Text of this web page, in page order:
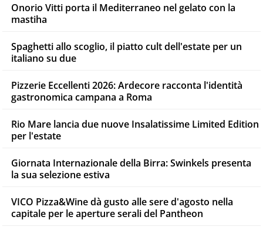
Onorio Vitti porta il Mediterraneo nel gelato con la
mastiha
Spaghetti allo scoglio, il piatto cult dell'estate per un
italiano su due
Pizzerie Eccellenti 2026: Ardecore racconta l'identità
gastronomica campana a Roma
Rio Mare lancia due nuove Insalatissime Limited Edition
per l'estate
Giornata Internazionale della Birra: Swinkels presenta
la sua selezione estiva
VICO Pizza&Wine dà gusto alle sere d'agosto nella
capitale per le aperture serali del Pantheon